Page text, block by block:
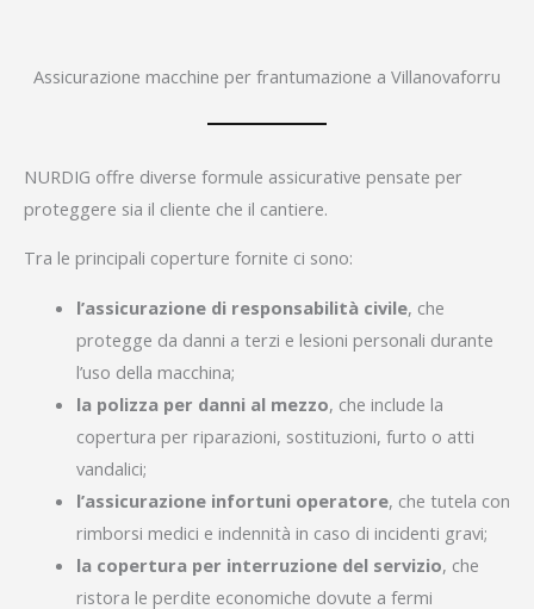
Assicurazione macchine per frantumazione a Villanovaforru
NURDIG offre diverse formule assicurative pensate per
proteggere sia il cliente che il cantiere.
Tra le principali coperture fornite ci sono:
l’assicurazione di responsabilità civile, che
protegge da danni a terzi e lesioni personali durante
l’uso della macchina;
la polizza per danni al mezzo, che include la
copertura per riparazioni, sostituzioni, furto o atti
vandalici;
l’assicurazione infortuni operatore, che tutela con
rimborsi medici e indennità in caso di incidenti gravi;
la copertura per interruzione del servizio, che
ristora le perdite economiche dovute a fermi